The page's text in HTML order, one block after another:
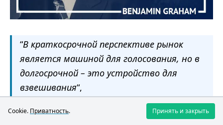
“В краткосрочной перспективе рынок
является машиной для голосования, но в
долгосрочной – это устройство для
взвешивания“,
Cookie. Приватность. Принять и закрыть